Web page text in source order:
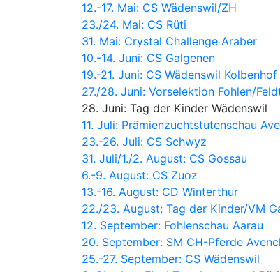
12.-17. Mai: CS Wädenswil/ZH
23./24. Mai: CS Rüti
31. Mai: Crystal Challenge Araber
10.-14. Juni: CS Galgenen
19.-21. Juni: CS Wädenswil Kolbenhof
27./28. Juni: Vorselektion Fohlen/
28. Juni: Tag der Kinder Wädenswil
11. Juli: Prämienzuchtstutenschau
23.-26. Juli: CS Schwyz
31. Juli/1./2. August: CS Gossau
6.-9. August: CS Zuoz
13.-16. August: CD Winterthur
22./23. August: Tag der Kinder/VM
12. September: Fohlenschau Aarau
20. September: SM CH-Pferde
25.-27. September: CS Wädenswil